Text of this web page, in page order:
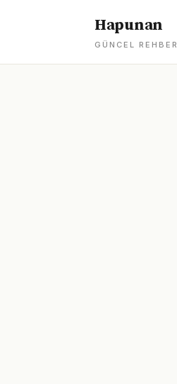
Hapunan
GÜNCEL REHBER